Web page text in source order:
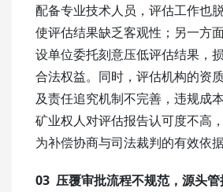
配备专业技术人员，评估工作也
使评估结果缺乏客观性；另一方
设单位委托刻意压低评估结果，
合法权益。同时，评估机构的资
及责任追究机制不完善，违规成
矿业权人对评估报告认可度不高
为补偿协商与司法裁判的有效依据
03 压覆审批流程不规范，源头管